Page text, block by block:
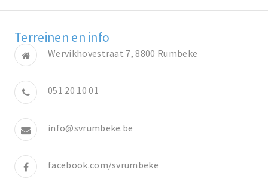
Terreinen en info
Wervikhovestraat 7, 8800 Rumbeke
051 20 10 01
info@svrumbeke.be
facebook.com/svrumbeke